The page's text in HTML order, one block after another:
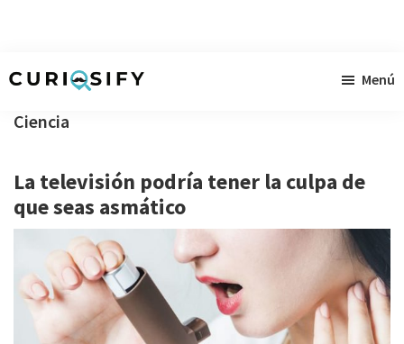
contenido
primaria
pie
raudales
Menú
Ciencia
La televisión podría tener la culpa de
que seas asmático